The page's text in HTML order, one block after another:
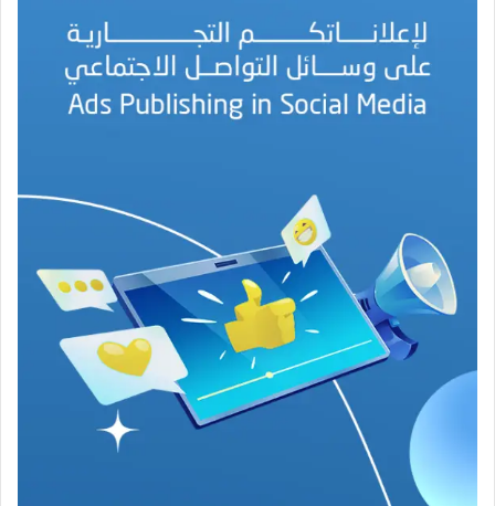
ا
ل
أ
م
ي
ا
ح
(
1
9
4
6
-
2